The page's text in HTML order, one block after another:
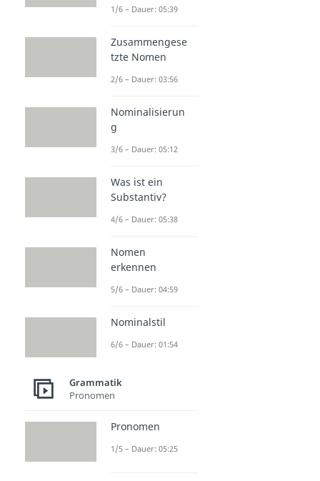
1/6 – Dauer: 05:39
Zusammengese
tzte Nomen
2/6 – Dauer: 03:56
Nominalisierun
g
3/6 – Dauer: 05:12
Was ist ein
Substantiv?
4/6 – Dauer: 05:38
Nomen
erkennen
5/6 – Dauer: 04:59
Nominalstil
6/6 – Dauer: 01:54
Grammatik
Pronomen
Pronomen
1/5 – Dauer: 05:25